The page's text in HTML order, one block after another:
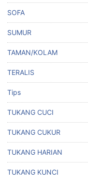
SOFA
SUMUR
TAMAN/KOLAM
TERALIS
Tips
TUKANG CUCI
TUKANG CUKUR
TUKANG HARIAN
TUKANG KUNCI